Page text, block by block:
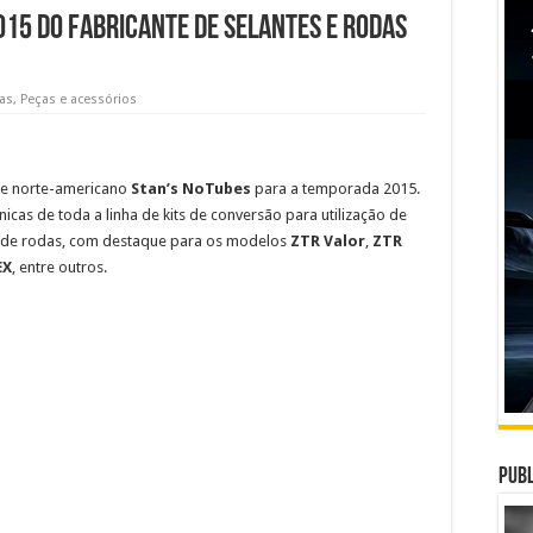
do fabricante de selantes e rodas
, Peças e acessórios
norte-americano Stan’s NoTubes para a temporada 2015.
de toda a linha de kits de conversão para utilização de
rodas, com destaque para os modelos ZTR Valor ZTR
, entre outros.